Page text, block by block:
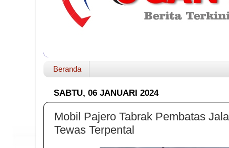
Beranda
SABTU, 06 JANUARI 2024
Mobil Pajero Tabrak Pembatas
Tewas Terpental